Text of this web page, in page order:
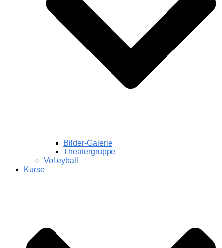
Bilder-Galerie
Theatergruppe
Volleyball
Kurse